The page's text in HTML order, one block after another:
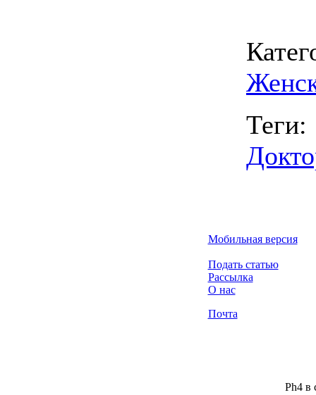
Теги:
Мобильная версия
Подать статью
Рассылка
О нас
Почта
Ph4 в